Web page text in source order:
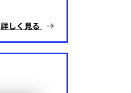
詳しく見る